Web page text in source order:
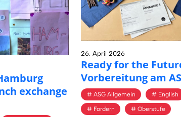
ex­chan­ge
26. April 2026
Ready for the
Vor­be­rei­tung am
ASG Allgemein English
Fordern Oberstufe